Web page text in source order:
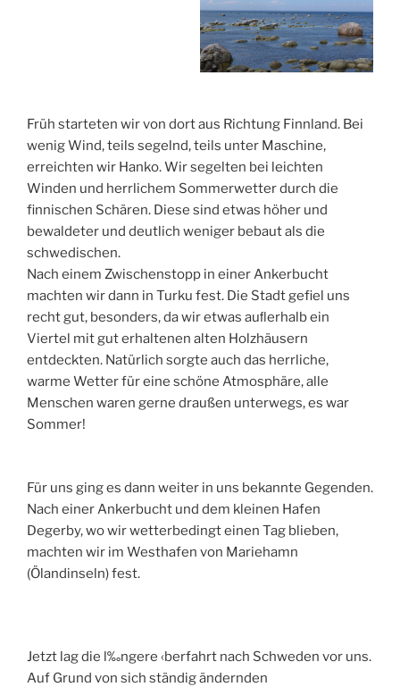
Früh starteten wir von dort aus Richtung Finnland. Bei
wenig Wind, teils segelnd, teils unter Maschine,
erreichten wir Hanko. Wir segelten bei leichten
Winden und herrlichem Sommerwetter durch die
finnischen Schären. Diese sind etwas höher und
bewaldeter und deutlich weniger bebaut als die
schwedischen.
Nach einem Zwischenstopp in einer Ankerbucht
machten wir dann in Turku fest. Die Stadt gefiel uns
recht gut, besonders, da wir etwas auﬂerhalb ein
Viertel mit gut erhaltenen alten Holzhäusern
entdeckten. Natürlich sorgte auch das herrliche,
warme Wetter für eine schöne Atmosphäre, alle
Menschen waren gerne draußen unterwegs, es war
Sommer!
Für uns ging es dann weiter in uns bekannte Gegenden.
Nach einer Ankerbucht und dem kleinen Hafen
Degerby, wo wir wetterbedingt einen Tag blieben,
machten wir im Westhafen von Mariehamn
(Ölandinseln) fest.
Jetzt lag die l‰ngere ‹berfahrt nach Schweden vor uns.
Auf Grund von sich ständig ändernden